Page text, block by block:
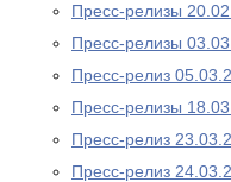
Пресс-релизы
Пресс-релизы
Пресс-релиз
Пресс-релизы
Пресс-релиз
Пресс-релиз